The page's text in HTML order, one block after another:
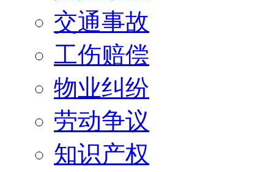
交通事故
工伤赔偿
物业纠纷
劳动争议
知识产权